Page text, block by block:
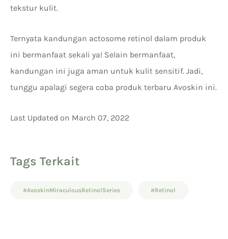
tekstur kulit.
Ternyata kandungan actosome retinol dalam produk
ini bermanfaat sekali ya! Selain bermanfaat,
kandungan ini juga aman untuk kulit sensitif. Jadi,
tunggu apalagi segera coba produk terbaru Avoskin ini.
Last Updated on March 07, 2022
Tags Terkait
#AvoskinMiraculousRetinolSeries #Retinol